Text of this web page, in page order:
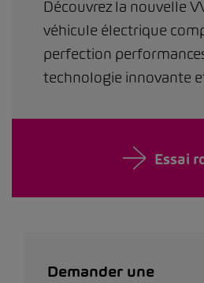
Découvrez la nouvelle
véhicule électrique
perfection
technologie innovante
Essai
Demander une